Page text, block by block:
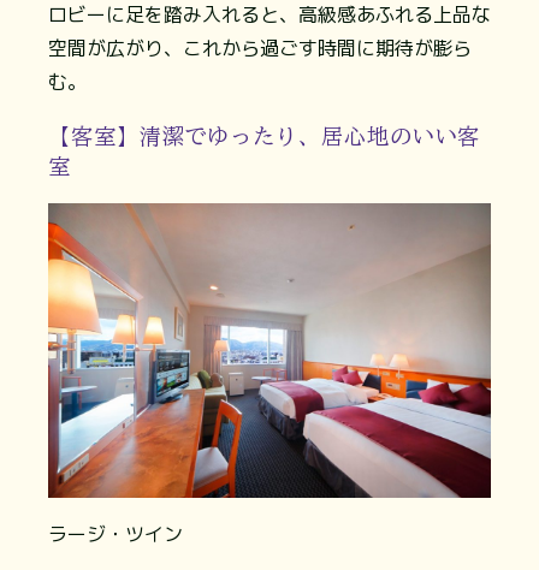
ロビーに足を踏み入れると、高級感あふれる上品な
空間が広がり、これから過ごす時間に期待が膨ら
む。
【客室】清潔でゆったり、居心地のいい客
室
ラージ・ツイン